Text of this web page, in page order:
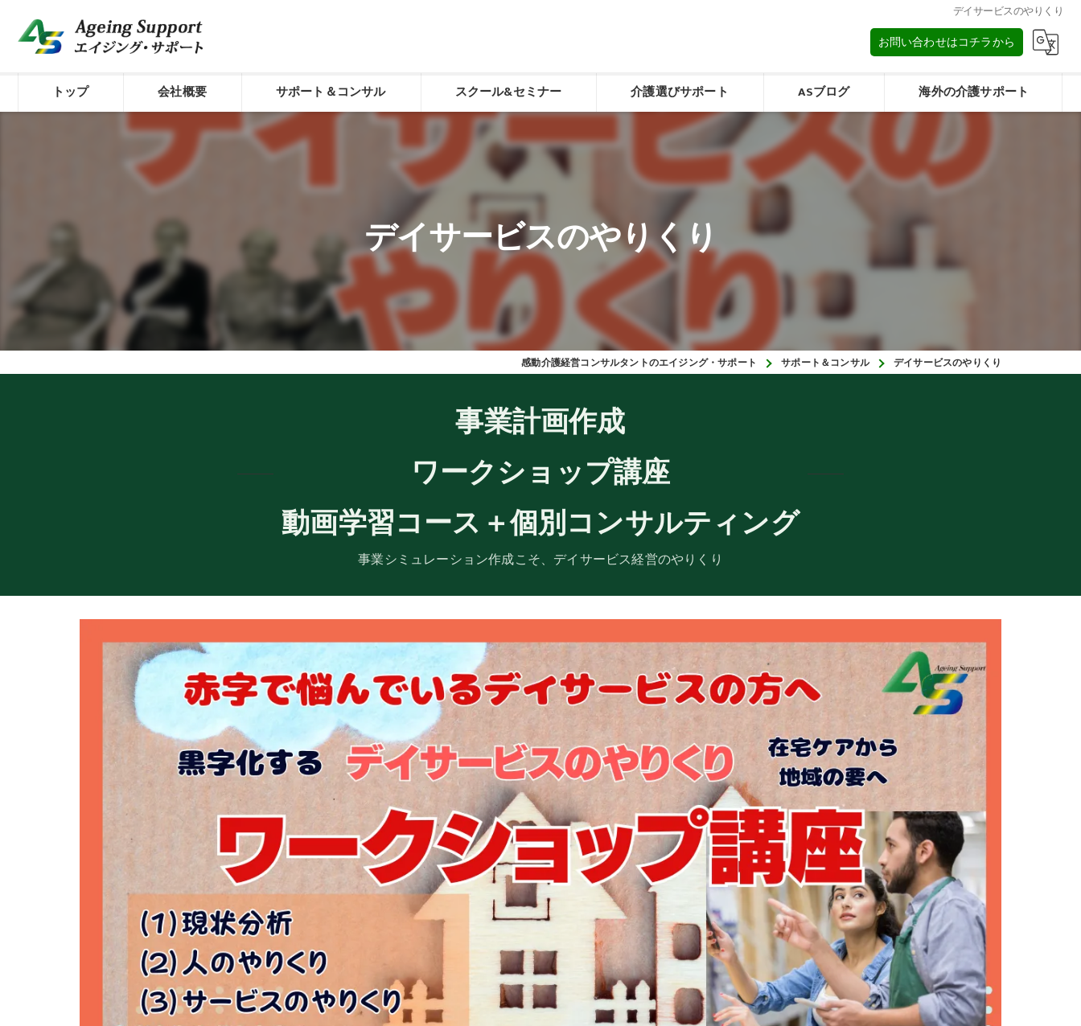
デイサービスのやりくり
お問い合わせはコチラから
トップ 会社概要
代表プロフィール
コンセプト
株式会社エイジング・サポート
サポート＆コンサル
介護経営のシステム化
経費削減サポート
外国人材活用型介護経営トータルサポート
介護経営サポート／生ききる力（看取り）
介護経営サポート／食べる力（誤嚥性肺炎予防）
BCP作成サポートから災害対応する介護経営
スクール&セミナー
感動介護経営スクール
老人ホーム施設長養成スクール
デイサービスやりくり講座「動画学習コース」
介護選びサポート
介護選び相談
介護選び相談申し込みフォーム
ASブログ 海外の介護サポート
タイの介護/การดูแลผู้สูงอายุในประเทศไทย
マレーシアの介護/Elderly care in Malaysia
デイサービスのやりくり
感動介護経営コンサルタントのエイジング・サポート サポート＆コンサル デイサービスのやりくり
事業計画作成
ワークショップ講座
動画学習コース＋個別コンサルティング
事業シミュレーション作成こそ、デイサービス経営のやりくり